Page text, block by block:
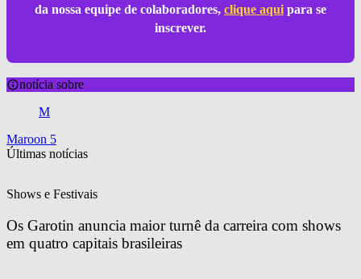
da nossa equipe de colaboradores, clique aqui para se
inscrever.
notícia sobre
M
Maroon 5
Últimas notícias
Shows e Festivais
Os Garotin anuncia maior turnê da carreira com shows
em quatro capitais brasileiras